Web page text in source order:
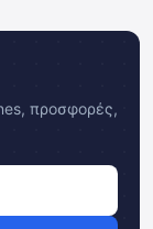
προσφορές,